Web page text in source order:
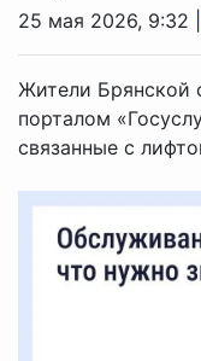
25 мая 2026, 9:32 |
Жители Брянской
порталом
связанные с